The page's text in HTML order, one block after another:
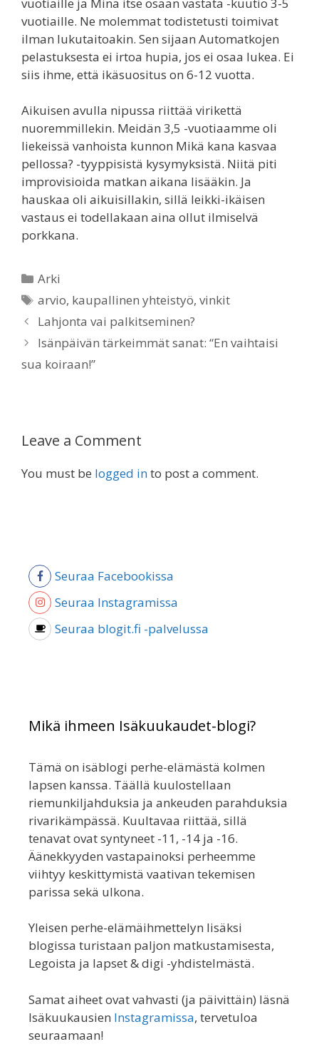
vuotiaille. Ne molemmat todistetusti toimivat
ilman lukutaitoakin. Sen sijaan Automatkojen
pelastuksesta ei irtoa hupia, jos ei osaa lukea. Ei
siis ihme, että ikäsuositus on 6-12 vuotta.
Aikuisen avulla nipussa riittää virikettä
nuoremmillekin. Meidän 3,5 -vuotiaamme oli
liekeissä vanhoista kunnon Mikä kana kasvaa
pellossa? -tyyppisistä kysymyksistä. Niitä piti
improvisioida matkan aikana lisääkin. Ja
hauskaa oli aikuisillakin, sillä leikki-ikäisen
vastaus ei todellakaan aina ollut ilmiselvä
porkkana.
Categories
Arki
Tags
arvio, kaupallinen yhteistyö,vinkit
Lahjonta vai palkitseminen?
Isänpäivän tärkeimmät sanat: “En vaihtaisi
sua koiraan!”
Leave a Comment
You must be logged into post a comment.
Seuraa Facebookissa
Seuraa Instagramissa
Seuraa blogit.fi -palvelussa
Mikä ihmeen Isäkuukaudet-blogi?
Tämä on isäblogi perhe-elämästä kolmen
lapsen kanssa. Täällä kuulostellaan
riemunkiljahduksia ja ankeuden parahduksia
rivarikämpässä. Kuultavaa riittää, sillä
tenavat ovat syntyneet -11, -14 ja -16.
Äänekkyyden vastapainoksi perheemme
viihtyy keskittymistä vaativan tekemisen
parissa sekä ulkona.
Yleisen perhe-elämäihmettelyn lisäksi
blogissa turistaan paljon matkustamisesta,
Legoista ja lapset & digi -yhdistelmästä.
Samat aiheet ovat vahvasti (ja päivittäin) läsnä
Isäkuukausien Instagramissa, tervetuloa
seuraamaan!